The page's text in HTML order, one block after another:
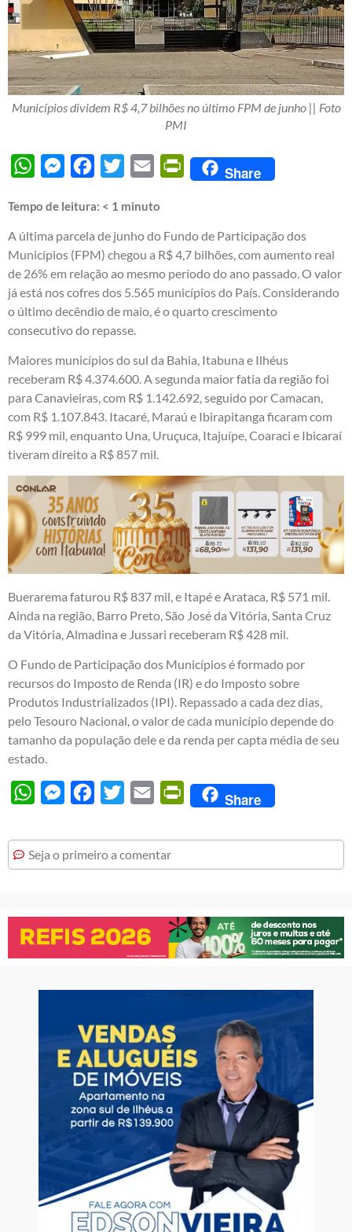
Municípios dividem R$ 4,7 bilhões no último FPM de junho || Foto
PMI
WhatsAppMessengerFacebook
Twitter Email PrintFriendly
Share
Tempo de leitura: < 1 minuto
A última parcela de junho do Fundo de Participação dos
Municípios (FPM) chegou a R$ 4,7 bilhões, com aumento real
de 26% em relação ao mesmo período do ano passado. O valor
já está nos cofres dos 5.565 municípios do País. Considerando
o último decêndio de maio, é o quarto crescimento
consecutivo do repasse.
Maiores municípios do sul da Bahia, Itabuna e Ilhéus
receberam R$ 4.374.600. A segunda maior fatia da região foi
para Canavieiras, com R$ 1.142.692, seguido por Camacan,
com R$ 1.107.843. Itacaré, Maraú e Ibirapitanga ficaram com
R$ 999 mil, enquanto Una, Uruçuca, Itajuípe, Coaraci e Ibicaraí
tiveram direito a R$ 857 mil.
Buerarema faturou R$ 837 mil, e Itapé e Arataca, R$ 571 mil.
Ainda na região, Barro Preto, São José da Vitória, Santa Cruz
da Vitória, Almadina e Jussari receberam R$ 428 mil.
O Fundo de Participação dos Municípios é formado por
recursos do Imposto de Renda (IR) e do Imposto sobre
Produtos Industrializados (IPI). Repassado a cada dez dias,
pelo Tesouro Nacional, o valor de cada município depende do
tamanho da população dele e da renda per capta média de seu
estado.
WhatsAppMessengerFacebook
Twitter Email PrintFriendly
Share
Seja o primeiro a comentar